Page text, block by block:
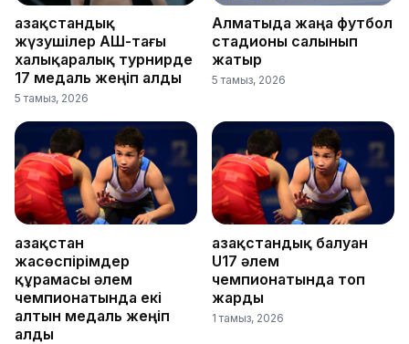
Қазақстандық
жүзушілер АҚШ-тағы
халықаралық турнирде
17 медаль жеңіп алды
5 тамыз, 2026
Алматыда жаңа футбол
стадионы салынып
жатыр
5 тамыз, 2026
Қазақстан
жасөспірімдер
құрамасы әлем
чемпионатында екі
алтын медаль жеңіп
алды
Қазақстандық балуан
U17 әлем
чемпионатында топ
жарды
1 тамыз, 2026